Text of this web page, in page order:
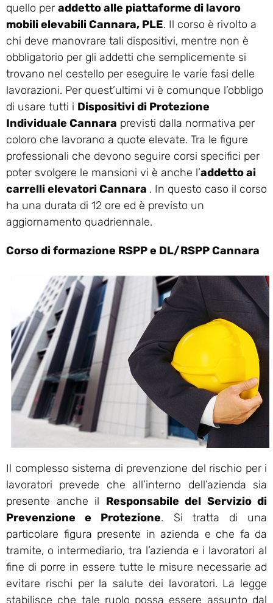
quello per addetto alle piattaforme di lavoro
mobili elevabili Cannara, PLE. Il corso è rivolto a
chi deve manovrare tali dispositivi, mentre non è
obbligatorio per gli addetti che semplicemente si
trovano nel cestello per eseguire le varie fasi delle
lavorazioni. Per quest’ultimi vi è comunque l’obbligo
di usare tutti i Dispositivi di Protezione
Individuale Cannara previsti dalla normativa per
coloro che lavorano a quote elevate. Tra le figure
professionali che devono seguire corsi specifici per
poter svolgere le mansioni vi è anche l’addetto ai
carrelli elevatori Cannara . In questo caso il corso
ha una durata di 12 ore ed è previsto un
aggiornamento quadriennale.
Corso di formazione RSPP e DL/RSPP Cannara
Il complesso sistema di prevenzione del rischio per i
lavoratori prevede che all’interno dell’azienda sia
presente anche il Responsabile del Servizio di
Prevenzione e Protezione. Si tratta di una
particolare figura presente in azienda e che fa da
tramite, o intermediario, tra l’azienda e i lavoratori al
fine di porre in essere tutte le misure necessarie ad
evitare rischi per la salute dei lavoratori. La legge
stabilisce che tale ruolo possa essere assunto dal